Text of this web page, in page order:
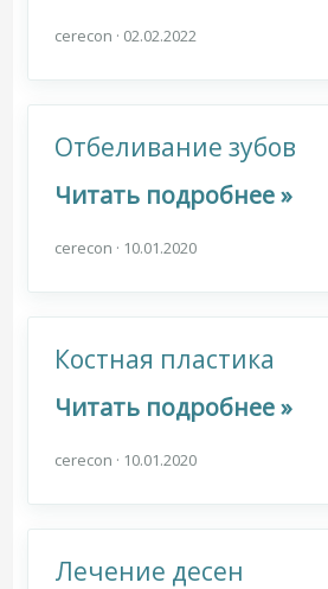
cerecon · 02.02.2022
Отбеливание зубов
Читать подробнее »
cerecon · 10.01.2020
Костная пластика
Читать подробнее »
cerecon · 10.01.2020
Лечение десен